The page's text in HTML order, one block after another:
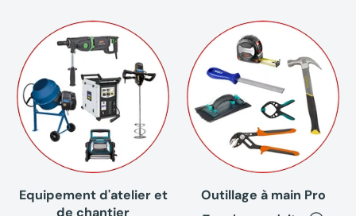
Equipement d'atelier et
Outillage à main Pro